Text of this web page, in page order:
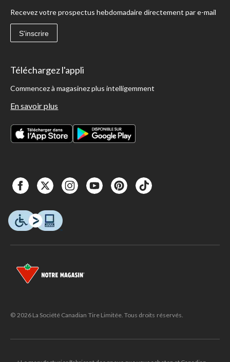
Recevez votre prospectus hebdomadaire directement par e-mail
S'inscrire
Téléchargez l'appli
Commencez à magasinez plus intelligemment
En savoir plus
© 2026 La Société Canadian Tire Limitée. Tous droits réservés.